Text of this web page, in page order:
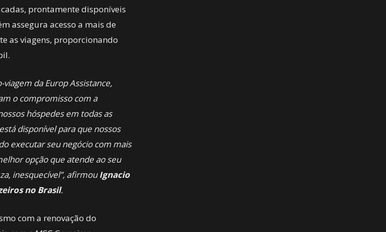
prontamente disponíveis
assegura acesso a mais de
as viagens, proporcionando
da Europ Assistance,
o compromisso com a
hóspedes em todas as
disponível para que nossos
executar seu negócio com mais
opção que atende ao seu
inesquecível”, afirmouIgnacio
no Brasil.
com a renovação do